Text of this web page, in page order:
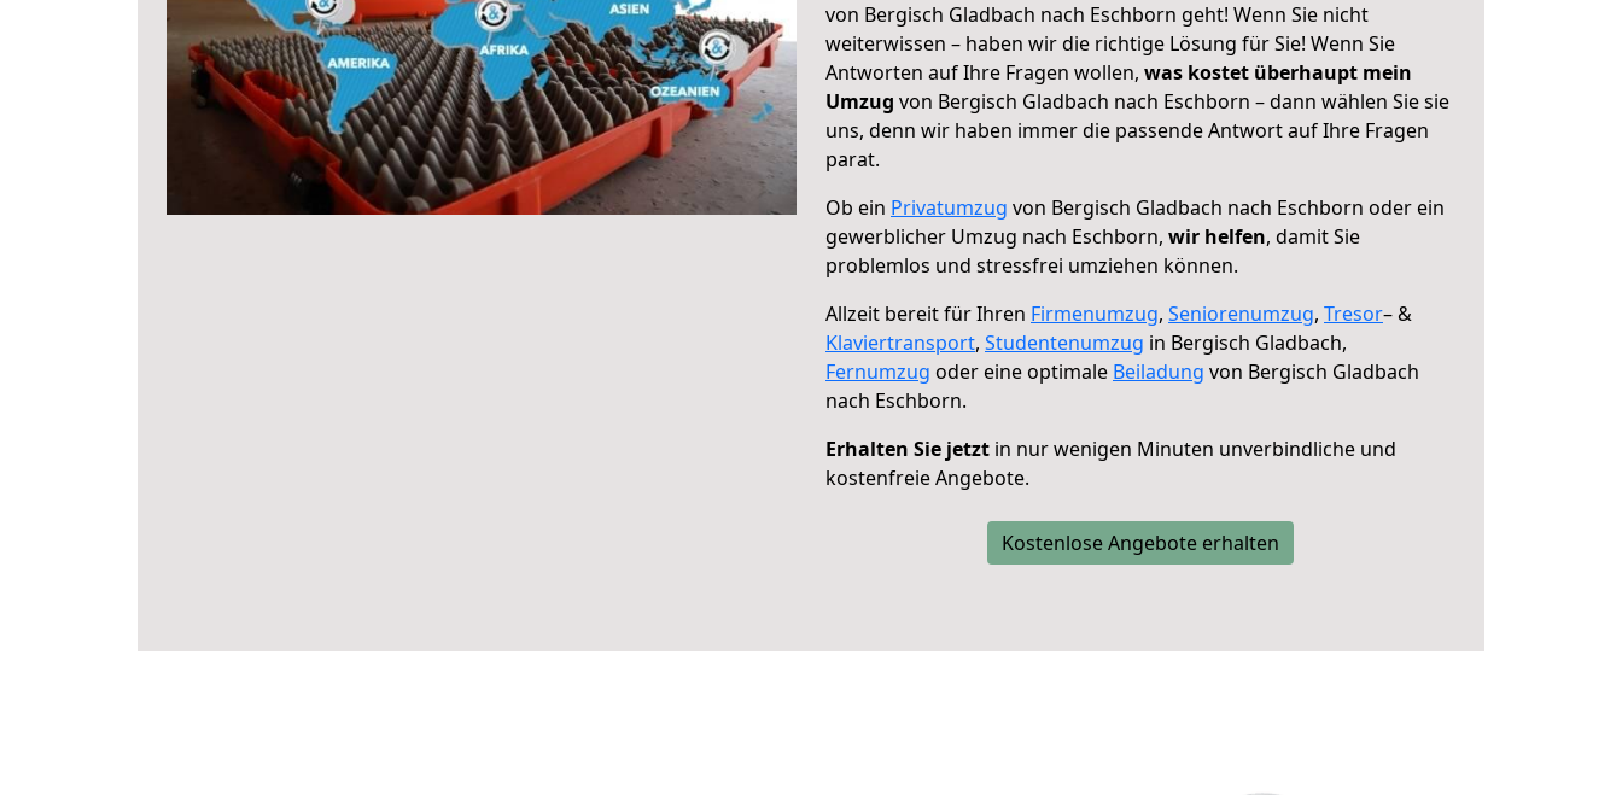
von Bergisch Gladbach nach Eschborn geht! Wenn Sie nicht
weiterwissen – haben wir die richtige Lösung für Sie! Wenn Sie
Antworten auf Ihre Fragen wollen, was kostet überhaupt mein
Umzug von Bergisch Gladbach nach Eschborn – dann wählen Sie sie
uns, denn wir haben immer die passende Antwort auf Ihre Fragen
parat.
Ob ein Privatumzug von Bergisch Gladbach nach Eschborn oder ein
gewerblicher Umzug nach Eschborn, wir helfen, damit Sie
problemlos und stressfrei umziehen können.
Allzeit bereit für Ihren Firmenumzug, Seniorenumzug, Tresor– &
Klaviertransport, Studentenumzug in Bergisch Gladbach,
Fernumzug oder eine optimale Beiladung von Bergisch Gladbach
nach Eschborn.
Erhalten Sie jetzt in nur wenigen Minuten unverbindliche und
kostenfreie Angebote.
Kostenlose Angebote erhalten